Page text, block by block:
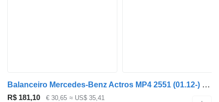
Balanceiro Mercedes-Benz Actros MP4 2551 (01.12-) 20100347111 para camião tractor Mercedes-Benz Actros MP4 Antos Arocs (2012-)
R$ 181,10 € 30,65 ≈ US$ 35,41